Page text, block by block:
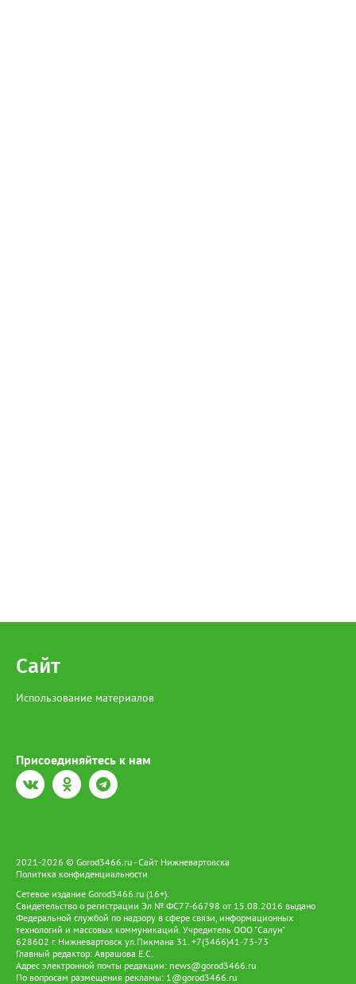
Сайт
Использование материалов
Присоединяйтесь к нам
2021-2026 © Gorod3466.ru - Сайт Нижневартовска
Политика конфиденциальности
Сетевое издание Gorod3466.ru (16+).
Свидетельство о регистрации Эл № ФС77-66798 от 15.08.2016 выдано
Федеральной службой по надзору в сфере связи, информационных
технологий и массовых коммуникаций. Учредитель ООО "Салун"
628602 г. Нижневартовск ул.Пикмана 31. +7(3466)41-73-73
Главный редактор: Аврашова Е.С.
Адрес электронной почты редакции: news@gorod3466.ru
По вопросам размещения рекламы: 1@gorod3466.ru